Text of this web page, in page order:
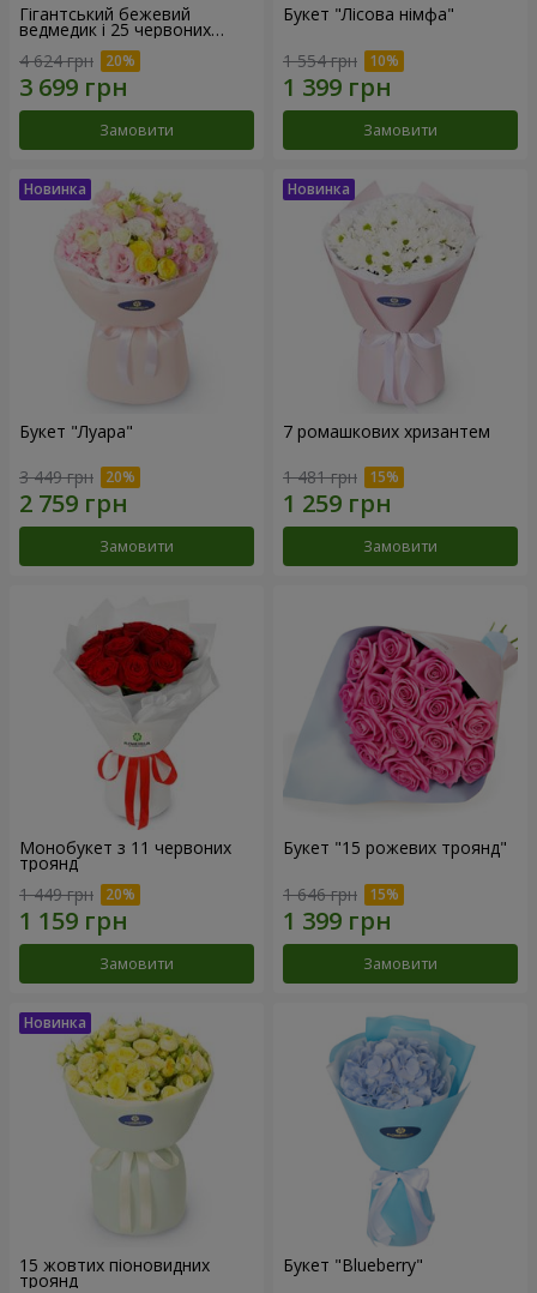
Гігантський бежевий
ведмедик і 25 червоних
троянд
4 624 грн
Замовити
Букет "Лісова німфа"
1 554 грн
Замовити
Букет "Луара"
3 449 грн
Замовити
7 ромашкових хризантем
1 481 грн
Замовити
Монобукет з 11 червоних
троянд
1 449 грн
Замовити
Букет "15 рожевих троянд"
1 646 грн
Замовити
15 жовтих піоновидних
троянд
Букет "Blueberry"